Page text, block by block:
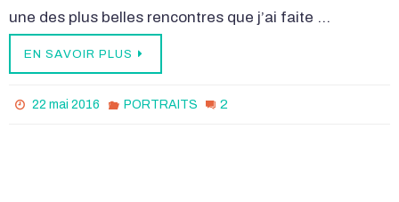
une des plus belles rencontres que j’ai faite …
EN SAVOIR PLUS
22 mai 2016 PORTRAITS 2